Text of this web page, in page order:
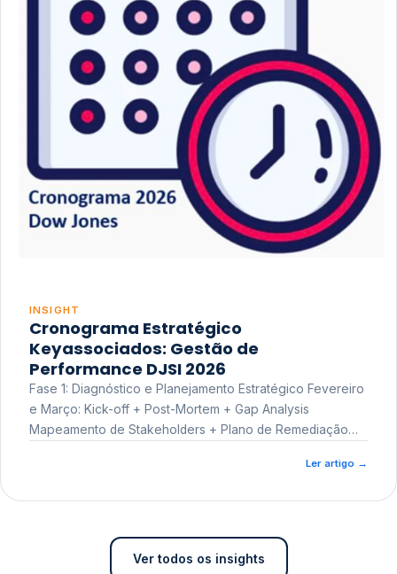
INSIGHT
Cronograma Estratégico
Keyassociados: Gestão de
Performance DJSI 2026
Fase 1: Diagnóstico e Planejamento Estratégico Fevereiro
e Março: Kick-off + Post-Mortem + Gap Analysis
Mapeamento de Stakeholders + Plano de Remediação
Ler artigo →
Ver todos os insights